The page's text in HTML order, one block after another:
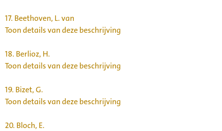
17. Beethoven, L. van
Toon details van deze beschrijving
18. Berlioz, H.
Toon details van deze beschrijving
19. Bizet, G.
Toon details van deze beschrijving
20. Bloch, E.